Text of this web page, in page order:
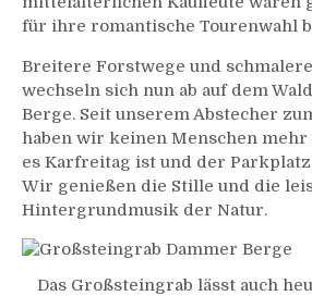
für ihre romantische Tourenwahl
Breitere Forstwege und
wechseln sich nun ab auf dem
Berge. Seit unserem Abstecher
haben wir keinen Menschen
es Karfreitag ist und der
Wir genießen die Stille und die
Hintergrundmusik der Natur.
Das Großsteingrab lässt auch